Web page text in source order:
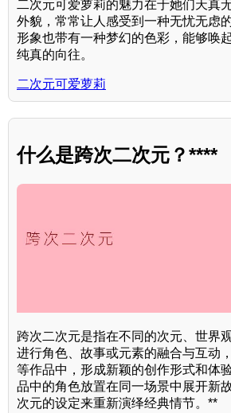
二次元可爱萝莉的魅力在于她们天真
外貌，常常让人感受到一种无忧无虑
形象也带有一种梦幻的色彩，能够唤
纯真的向往。
二次元可爱萝莉
什么是跨次二次元？****
跨次二次元是指在不同的次元、世界
进行角色、故事或元素的融合与互动
等作品中，形成新颖的创作形式和体
品中的角色放置在同一场景中展开新
次元的设定来重新演绎经典情节。**